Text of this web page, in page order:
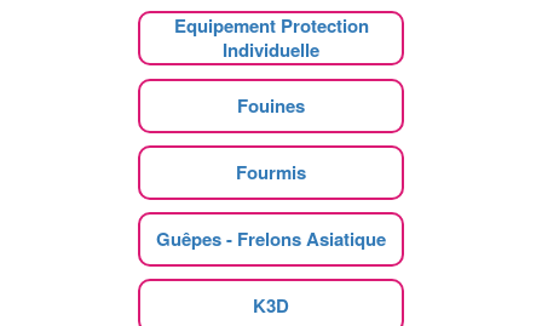
Equipement Protection
Individuelle
Fouines
Fourmis
Guêpes - Frelons Asiatique
K3D